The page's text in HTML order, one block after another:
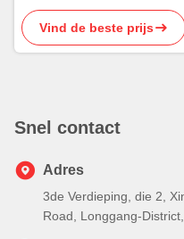
aan Glans van de
Schijnwerper de Hoge
Transparantie
Vind de beste prijs
Snel contact
Adres
3de Verdieping, die 2,
Road, Longgang-